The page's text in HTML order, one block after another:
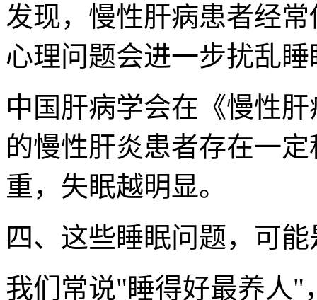
发现，慢性肝病患者经
心理问题会进一步扰乱
中国肝病学会在《慢性
的慢性肝炎患者存在一
重，失眠越明显。
四、这些睡眠问题，可
我们常说"睡得好最养人"